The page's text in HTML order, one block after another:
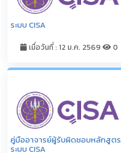
ระบบ CISA
เมื่อวันที่ : 12 ม.ค. 2569 0
คู่มืออาจารย์ผู้รับผิดชอบหลักสูตร
ระบบ CISA